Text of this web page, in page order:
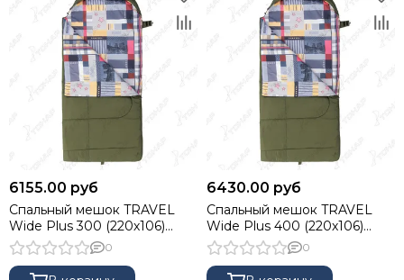
6155.00 руб
Спальный мешок TRAVEL
Wide Plus 300 (220х106)
Hollowfiber зелёный (N-SB-
H300-220x106) NISUS
0
6430.00 руб
Спальный мешок TRAVEL
Wide Plus 400 (220х106)
Hollowfiber зелёный (N-SB-
H400-220x106) NISUS
0